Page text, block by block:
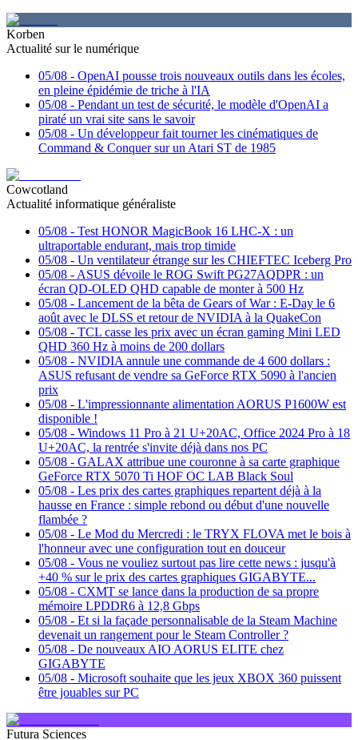
Korben
Actualité sur le numérique
05/08 - OpenAI pousse trois nouveaux outils dans les écoles,
en pleine épidémie de triche à l'IA
05/08 - Pendant un test de sécurité, le modèle d'OpenAI a
piraté un vrai site sans le savoir
05/08 - Un développeur fait tourner les cinématiques de
Command & Conquer sur un Atari ST de 1985
Cowcotland
Actualité informatique généraliste
05/08 - Test HONOR MagicBook 16 LHC-X : un
ultraportable endurant, mais trop timide
05/08 - Un ventilateur étrange sur les CHIEFTEC Iceberg Pro
05/08 - ASUS dévoile le ROG Swift PG27AQDPR : un
écran QD-OLED QHD capable de monter à 500 Hz
05/08 - Lancement de la bêta de Gears of War : E-Day le 6
août avec le DLSS et retour de NVIDIA à la QuakeCon
05/08 - TCL casse les prix avec un écran gaming Mini LED
QHD 360 Hz à moins de 200 dollars
05/08 - NVIDIA annule une commande de 4 600 dollars :
ASUS refusant de vendre sa GeForce RTX 5090 à l'ancien
prix
05/08 - L'impressionnante alimentation AORUS P1600W est
disponible !
05/08 - Windows 11 Pro à 21 U+20AC, Office 2024 Pro à 18
U+20AC, la rentrée s'invite déjà dans nos PC
05/08 - GALAX attribue une couronne à sa carte graphique
GeForce RTX 5070 Ti HOF OC LAB Black Soul
05/08 - Les prix des cartes graphiques repartent déjà à la
hausse en France : simple rebond ou début d'une nouvelle
flambée ?
05/08 - Le Mod du Mercredi : le TRYX FLOVA met le bois à
l'honneur avec une configuration tout en douceur
05/08 - Vous ne vouliez surtout pas lire cette news : jusqu'à
+40 % sur le prix des cartes graphiques GIGABYTE...
05/08 - CXMT se lance dans la production de sa propre
mémoire LPDDR6 à 12,8 Gbps
05/08 - Et si la façade personnalisable de la Steam Machine
devenait un rangement pour le Steam Controller ?
05/08 - De nouveaux AIO AORUS ELITE chez
GIGABYTE
05/08 - Microsoft souhaite que les jeux XBOX 360 puissent
être jouables sur PC
Futura Sciences